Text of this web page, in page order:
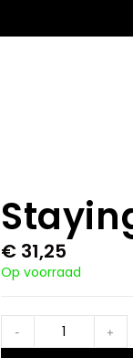
€31,25
Op voorraad
- +